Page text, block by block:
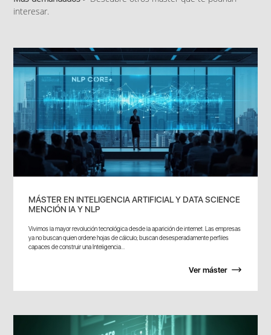
interesar.
MÁSTER EN INTELIGENCIA ARTIFICIAL Y DATA SCIENCE
MENCIÓN IA Y NLP
Vivimos la mayor revolución tecnológica desde la aparición de internet. Las empresas
ya no buscan quien ordene hojas de cálculo; buscan desesperadamente perfiles
capaces de construir una Inteligencia...
Ver máster